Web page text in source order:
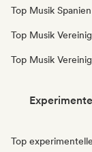
Top Musik Spanien
Top Musik
Top Musik
Top